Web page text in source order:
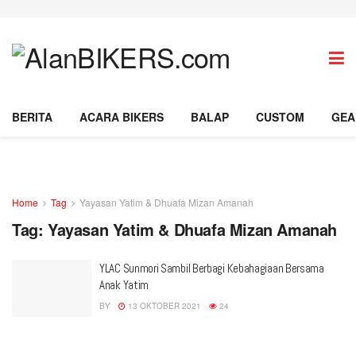
BERITA ACARA BIKERS BALAP CUSTOM
Home Tag Yayasan Yatim & Dhuafa Mizan Amanah
Tag: Yayasan Yatim & Dhuafa Mizan Amanah
YLAC Sunmori Sambil Berbagi Kebahagiaan Bersama
Anak Yatim
BY 13 OKTOBER 2021 24